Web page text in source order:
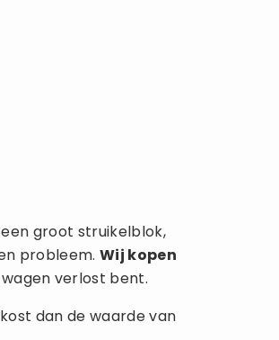
groot struikelblok,
probleem.Wij kopen
verlost bent.
dan de waarde van